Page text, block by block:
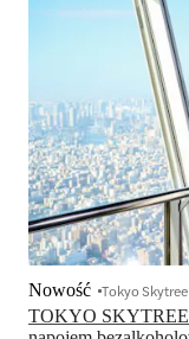
TOKYO SKYTREE
Nowość Tokyo Skytree